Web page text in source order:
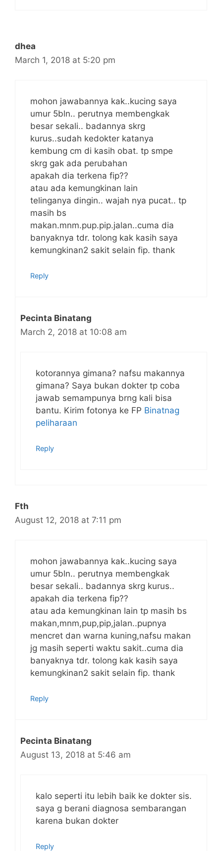
dhea
March 1, 2018 at 5:20 pm
mohon jawabannya kak..kucing saya
umur 5bln.. perutnya membengkak
besar sekali.. badannya skrg
kurus..sudah kedokter katanya
kembung cm di kasih obat. tp smpe
skrg gak ada perubahan
apakah dia terkena fip??
atau ada kemungkinan lain
telinganya dingin.. wajah nya pucat.. tp
masih bs
makan.mnm.pup.pip.jalan..cuma dia
banyaknya tdr. tolong kak kasih saya
kemungkinan2 sakit selain fip. thank
Reply
Pecinta Binatang
March 2, 2018 at 10:08 am
kotorannya gimana? nafsu makannya
gimana? Saya bukan dokter tp coba
jawab semampunya brng kali bisa
bantu. Kirim fotonya ke FP Binatnag
peliharaan
Reply
Fth
August 12, 2018 at 7:11 pm
mohon jawabannya kak..kucing saya
umur 5bln.. perutnya membengkak
besar sekali.. badannya skrg kurus..
apakah dia terkena fip??
atau ada kemungkinan lain tp masih bs
makan,mnm,pup,pip,jalan..pupnya
mencret dan warna kuning,nafsu makan
jg masih seperti waktu sakit..cuma dia
banyaknya tdr. tolong kak kasih saya
kemungkinan2 sakit selain fip. thank
Reply
Pecinta Binatang
August 13, 2018 at 5:46 am
kalo seperti itu lebih baik ke dokter sis.
saya g berani diagnosa sembarangan
karena bukan dokter
Reply